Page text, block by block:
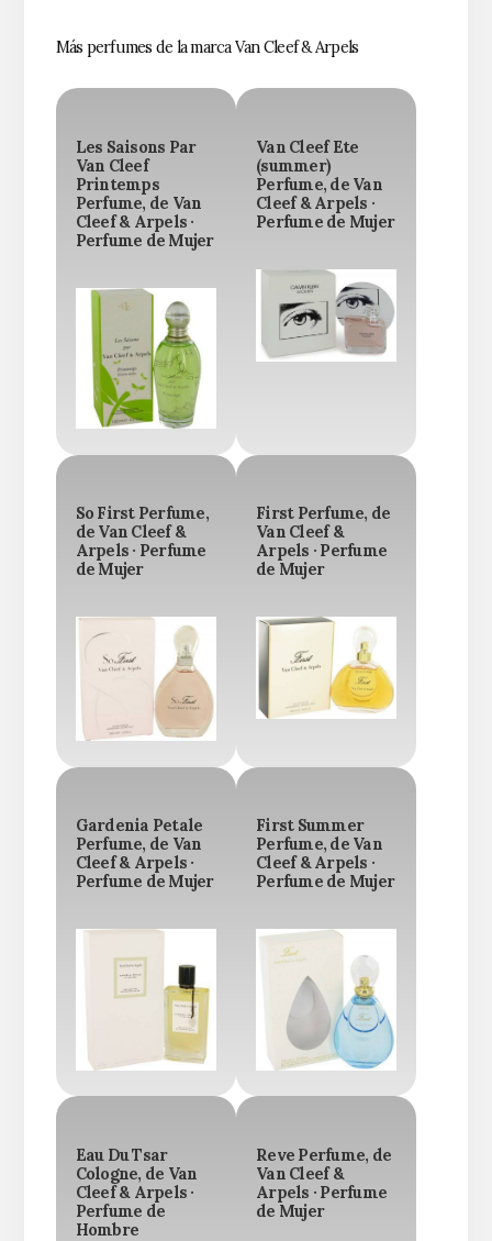
Más perfumes de la marca Van Cleef & Arpels
Les Saisons Par
Van Cleef
Printemps
Perfume, de Van
Cleef & Arpels ·
Perfume de Mujer
Van Cleef Ete
(summer)
Perfume, de Van
Cleef & Arpels ·
Perfume de Mujer
So First Perfume,
de Van Cleef &
Arpels · Perfume
de Mujer
First Perfume, de
Van Cleef &
Arpels · Perfume
de Mujer
Gardenia Petale
Perfume, de Van
Cleef & Arpels ·
Perfume de Mujer
First Summer
Perfume, de Van
Cleef & Arpels ·
Perfume de Mujer
Eau Du Tsar
Cologne, de Van
Cleef & Arpels ·
Perfume de
Hombre
Reve Perfume, de
Van Cleef &
Arpels · Perfume
de Mujer